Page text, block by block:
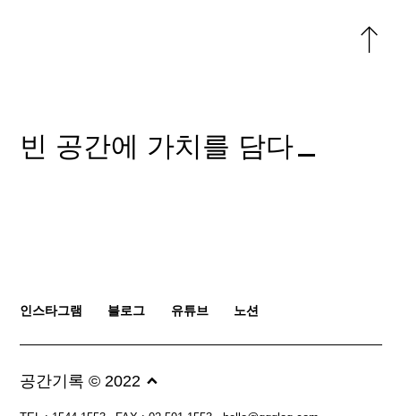
위로
빈 공간에 가치를 담다
인스타그램 블로그 유튜브 노션
공간기록 © 2022